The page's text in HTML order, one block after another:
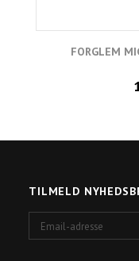
FORGLEM
TILMELD
adresse